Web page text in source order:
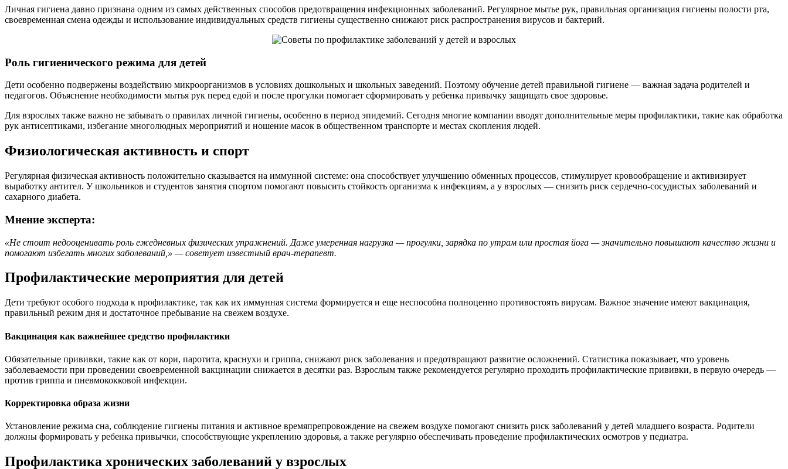
Личная гигиена давно признана одним из самых действенных способов предотвращения инфекционных заболеваний. Регулярное мытье рук, правильная организация гигиены полости рта,
своевременная смена одежды и использование индивидуальных средств гигиены существенно снижают риск распространения вирусов и бактерий.
Роль гигиенического режима для детей
Дети особенно подвержены воздействию микроорганизмов в условиях дошкольных и школьных заведений. Поэтому обучение детей правильной гигиене — важная задача родителей и
педагогов. Объяснение необходимости мытья рук перед едой и после прогулки помогает сформировать у ребенка привычку защищать свое здоровье.
Для взрослых также важно не забывать о правилах личной гигиены, особенно в период эпидемий. Сегодня многие компании вводят дополнительные меры профилактики, такие как обработка
рук антисептиками, избегание многолюдных мероприятий и ношение масок в общественном транспорте и местах скопления людей.
Физиологическая активность и спорт
Регулярная физическая активность положительно сказывается на иммунной системе: она способствует улучшению обменных процессов, стимулирует кровообращение и активизирует
выработку антител. У школьников и студентов занятия спортом помогают повысить стойкость организма к инфекциям, а у взрослых — снизить риск сердечно-сосудистых заболеваний и
сахарного диабета.
Мнение эксперта:
«Не стоит недооценивать роль ежедневных физических упражнений. Даже умеренная нагрузка — прогулки, зарядка по утрам или простая йога — значительно повышают качество жизни и
помогают избегать многих заболеваний,» — советует известный врач-терапевт.
Профилактические мероприятия для детей
Дети требуют особого подхода к профилактике, так как их иммунная система формируется и еще неспособна полноценно противостоять вирусам. Важное значение имеют вакцинация,
правильный режим дня и достаточное пребывание на свежем воздухе.
Вакцинация как важнейшее средство профилактики
Обязательные прививки, такие как от кори, паротита, краснухи и гриппа, снижают риск заболевания и предотвращают развитие осложнений. Статистика показывает, что уровень
заболеваемости при проведении своевременной вакцинации снижается в десятки раз. Взрослым также рекомендуется регулярно проходить профилактические прививки, в первую очередь —
против гриппа и пневмококковой инфекции.
Корректировка образа жизни
Установление режима сна, соблюдение гигиены питания и активное времяпрепровождение на свежем воздухе помогают снизить риск заболеваний у детей младшего возраста. Родители
должны формировать у ребенка привычки, способствующие укреплению здоровья, а также регулярно обеспечивать проведение профилактических осмотров у педиатра.
Профилактика хронических заболеваний у взрослых